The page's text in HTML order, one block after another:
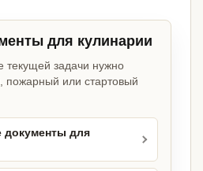
для кулинарии
текущей задачи нужно
пожарный или стартовый
документы для